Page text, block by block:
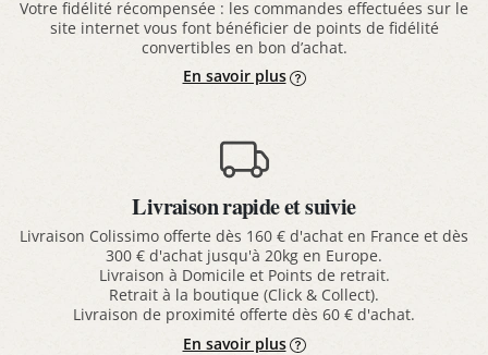
Votre fidélité récompensée : les commandes effectuées sur le
site internet vous font bénéficier de points de fidélité
convertibles en bon d’achat.
En savoir plus
Livraison rapide et suivie
Livraison Colissimo offerte dès 160 € d'achat en France et dès
300 € d'achat jusqu'à 20kg en Europe.
Livraison à Domicile et Points de retrait.
Retrait à la boutique (Click & Collect).
Livraison de proximité offerte dès 60 € d'achat.
En savoir plus